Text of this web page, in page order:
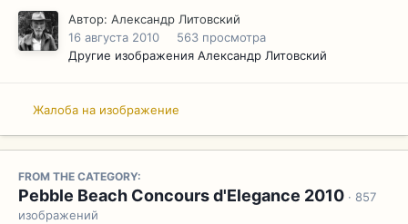
Автор: Александр Литовский
16 августа 2010
563 просмотра
Другие изображения Александр Литовский
Жалоба на изображение
FROM THE CATEGORY:
Pebble Beach Concours d'Elegance 2010 · 857
изображений